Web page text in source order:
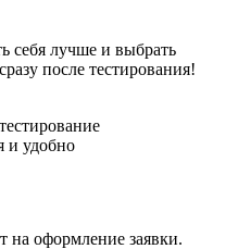
себя лучше и выбрать
после тестирования!
и удобно
на оформление заявки.